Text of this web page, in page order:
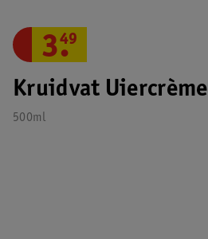
Kruidvat Uiercrème
500ml
3.
49